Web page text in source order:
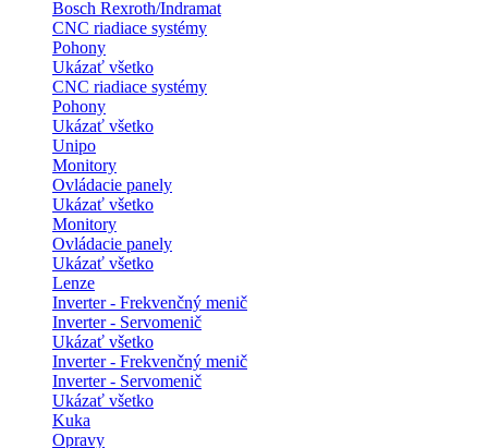
Bosch Rexroth/Indramat
CNC riadiace systémy
Pohony
Ukázať všetko
CNC riadiace systémy
Pohony
Ukázať všetko
Unipo
Monitory
Ovládacie panely
Ukázať všetko
Monitory
Ovládacie panely
Ukázať všetko
Lenze
Inverter - Frekvenčný menič
Inverter - Servomenič
Ukázať všetko
Inverter - Frekvenčný menič
Inverter - Servomenič
Ukázať všetko
Kuka
Opravy